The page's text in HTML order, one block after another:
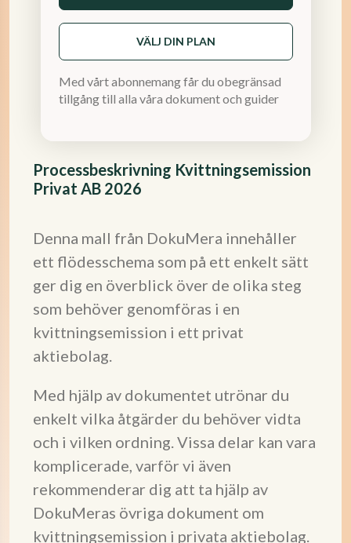
Processbeskrivning Kvittningsemission
Privat AB 2026
Denna mall från DokuMera innehåller
ett flödesschema som på ett enkelt sätt
ger dig en överblick över de olika steg
som behöver genomföras i en
kvittningsemission i ett privat
aktiebolag.
Med hjälp av dokumentet utrönar du
enkelt vilka åtgärder du behöver vidta
och i vilken ordning. Vissa delar kan vara
komplicerade, varför vi även
rekommenderar dig att ta hjälp av
DokuMeras övriga dokument om
kvittningsemission i privata aktiebolag.
VÄLJ DIN PLAN
Med vårt abonnemang får du obegränsad
tillgång till alla våra dokument och guider